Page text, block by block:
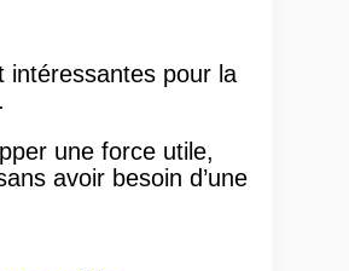
intéressantes pour la
une force utile,
avoir besoin d’une